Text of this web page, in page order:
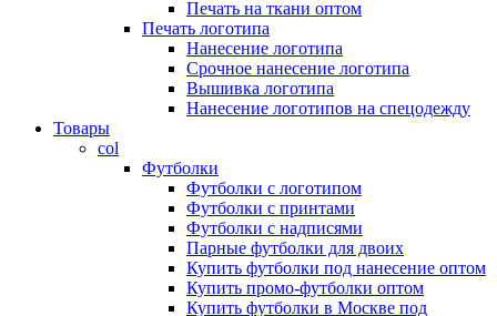
Печать на ткани оптом
Печать логотипа
Нанесение логотипа
Срочное нанесение логотипа
Вышивка логотипа
Нанесение логотипов на спецодежду
Товары
col
Футболки
Футболки с логотипом
Футболки с принтами
Футболки с надписями
Парные футболки для двоих
Купить футболки под нанесение оптом
Купить промо-футболки оптом
Купить футболки в Москве под